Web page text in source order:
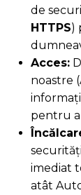
de
HTTPS)
Acces:
noastre
pentru a
imediat
atât